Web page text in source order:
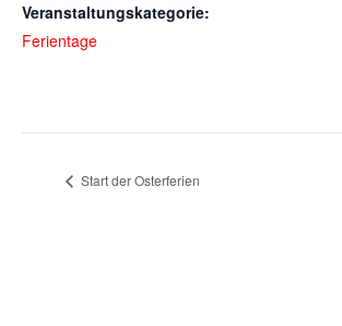
Veranstaltungskategorie:
Ferientage
Start der Osterferien